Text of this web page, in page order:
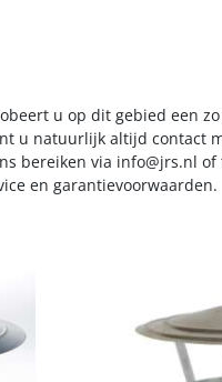
u op dit gebied een
u natuurlijk altijd contact
bereiken via info@jrs.nl of
en garantievoorwaarden.